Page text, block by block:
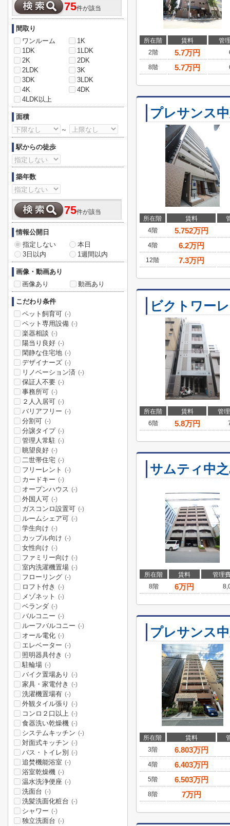
所在階 賃料
管
2階
5.7万円
8階 5.7万円
プレサンス
所在階 賃料
4階
5.752万円
4階 6.2万円
12階 7.3万円
ビクトワーレ
所在階 賃料
管
6階
5.8万円
サムティ中
所在階 賃料
管理
8階
6万円
プレサンス
所在階 賃料
3階
6.803万円
4階 6.403万円
5階 6.503万円
8階 7万円
75件が該当
間取り
ワンルーム
1K
1DK
1LDK
2K
2DK
2LDK
3K
3DK
3LDK
4K
4DK
4LDK以上
面積
～
駅からの徒歩
築年数
75件が該当
情報公開日
指定しない
本日
3日以内
1週間以内
画像・動画あり
画像あり
動画あり
こだわり条件
ペット飼育可 (-)
ペット専用設備 (-)
楽器相談 (-)
陽当り良好 (-)
閑静な住宅地 (-)
デザイナーズ (-)
リノベーション済 (-)
保証人不要 (-)
事務所可 (-)
２人入居可 (-)
バリアフリー (-)
分割可 (-)
分譲タイプ (-)
管理人常駐 (-)
眺望良好 (-)
二世帯住宅 (-)
フリーレント (-)
カードキー (-)
オープンハウス (-)
外国人可 (-)
ガスコンロ設置可 (-)
ルームシェア可 (-)
学生向け (-)
カップル向け (-)
女性向け (-)
ファミリー向け (-)
室内洗濯機置場 (-)
フローリング (-)
ロフト付き (-)
メゾネット (-)
ベランダ (-)
バルコニー (-)
ルーフバルコニー (-)
オール電化 (-)
エレベーター (-)
照明器具付き (-)
駐輪場 (-)
バイク置場あり (-)
家具・家電付き (-)
洗濯機置場有 (-)
外観タイル張り (-)
コンロ２口以上 (-)
食器洗い乾燥機 (-)
システムキッチン (-)
対面式キッチン (-)
バス・トイレ別 (-)
追焚機能浴室 (-)
浴室乾燥機 (-)
温水洗浄便座 (-)
洗面台 (-)
洗髪洗面化粧台 (-)
シャワー (-)
独立洗面台 (-)